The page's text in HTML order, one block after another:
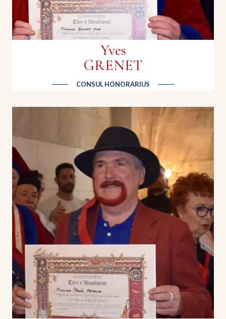
Yves
GRENET
CONSUL HONORARIUS
Sylvain VIENNE
Producteur de miel | Le Rucher Narbonnais
Nous préparons et commercialisons aussi du
vinaigre de miel. Par ailleurs, nous élevons et
mettons également en vente des essaims (100 à
150 essaims chaque année) ainsi que des reines
d’abeilles fécondées.